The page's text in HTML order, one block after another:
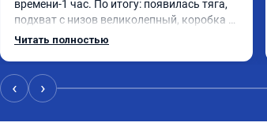
времени-1 час. По итогу: появилась тяга,
подхват с низов великолепный, коробка
стала работать плавнее. На трассе
Вообщем доволен как слон )))
Рекомендую компанию!
Читать полностью
‹ ›